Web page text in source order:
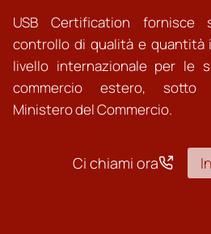
USB Certification fornisce
controllo di qualità e quantità
livello internazionale per le
commercio estero, sotto
Ministero del Commercio.
Ci chiami ora